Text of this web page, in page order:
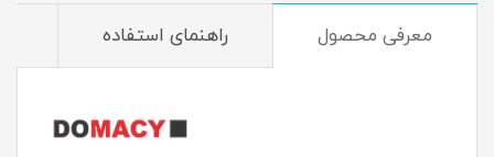
معرفی محصول راهنمای استفاده